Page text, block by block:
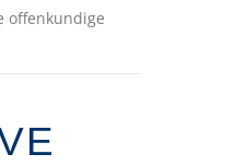
offenkundige